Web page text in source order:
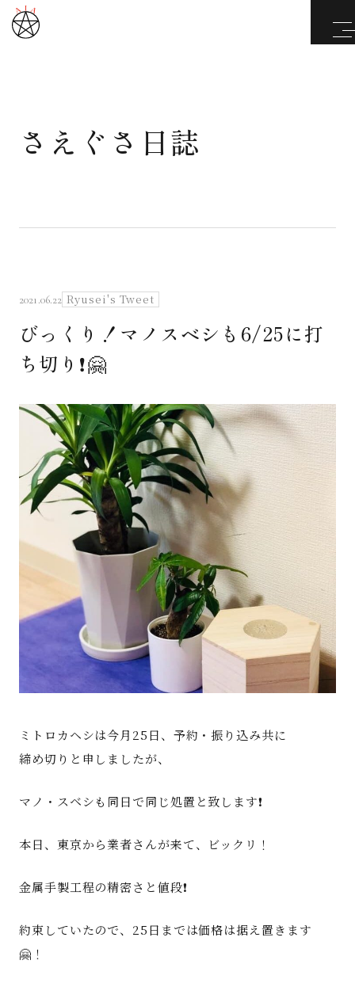
武道と医道
さえぐさ日誌
映像庫
Godo AIAとは
お知らせ
特定商取引法に基づく表記
さえぐさ日誌
2021.06.22 Ryusei's Tweet
びっくり！マノスベシも6/25に打
ち切り❗️🤗
ミトロカヘシは今月25日、予約・振り込み共に
締め切りと申しましたが、
マノ・スベシも同日で同じ処置と致します❗️
本日、東京から業者さんが来て、ビックリ！
金属手製工程の精密さと値段❗️
約束していたので、25日までは価格は据え置きます
🤗！